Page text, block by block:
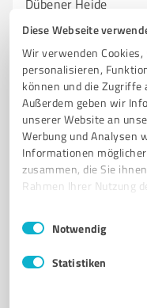
Diese Webseite
Wir verwenden
personalisieren,
können und die Zugriffe
Außerdem geben wir
unserer Website an
Werbung und Analysen
Informationen
zusammen, die Sie
Rahmen Ihrer Nutzung
Impressum
Einwilligungsauswahl
Notwendig
Statistiken
Dübener Heide
HUNDESCHULE
WELPENSPIELGRUPPEN
GEFÜHRTE WANDERUNGEN
HUNDESEMINARE
L128, 06774 Bad
info@sh-mobiles-
www.sh-mobiles-
39 Bewertungen